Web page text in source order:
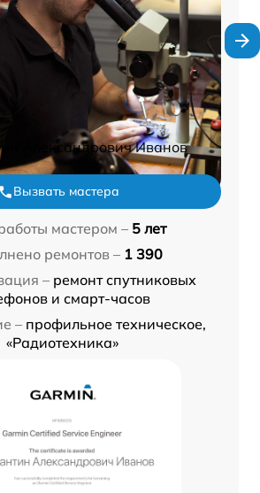
Александрович Иванов
Вызвать мастера
мастером – 5 лет
ремонтов – 1 390
– ремонт спутниковых
и смарт-часов
– профильное техническое,
«Радиотехника»